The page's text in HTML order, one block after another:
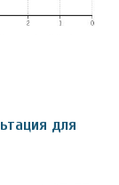
для